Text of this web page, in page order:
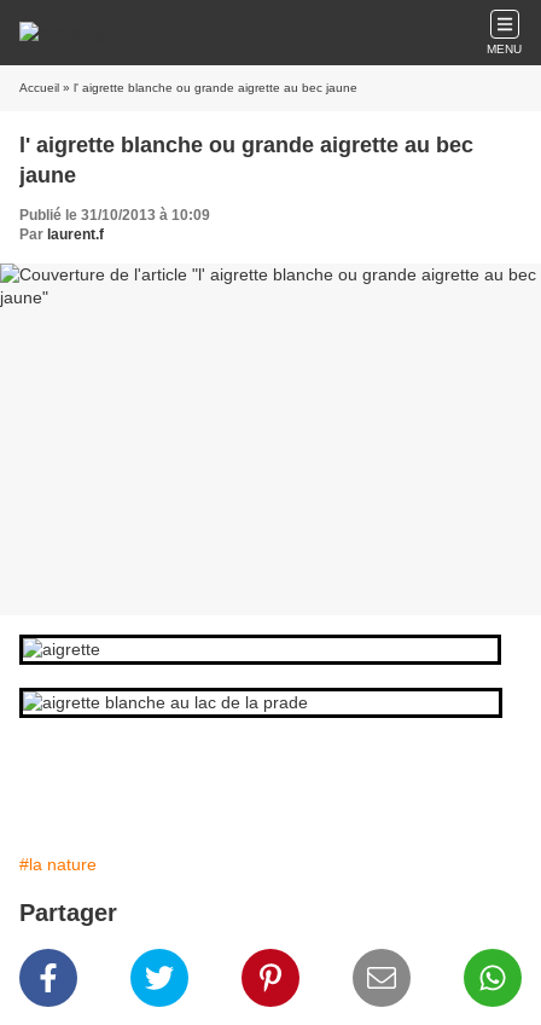
MENU
Accueil » l' aigrette blanche ou grande aigrette au bec jaune
l' aigrette blanche ou grande aigrette au bec
jaune
Publié le 31/10/2013 à 10:09
Par laurent.f
#la nature
Partager